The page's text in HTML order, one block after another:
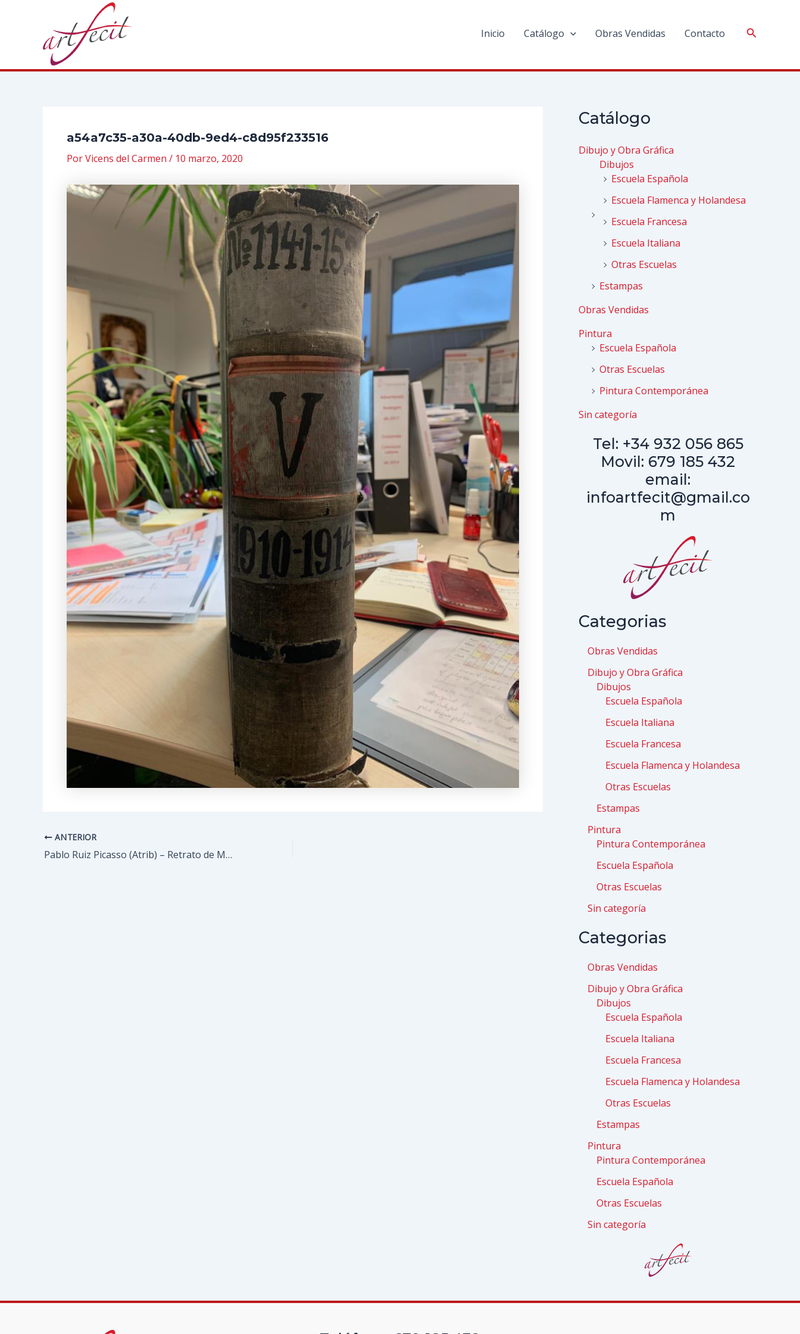
Inicio Catálogo Obras Vendidas Contacto
a54a7c35-a30a-40db-9ed4-c8d95f233516
PorVicens del Carmen / 10 marzo, 2020
Navegación
de
ANTERIOR
Pablo Ruiz Picasso (Atrib) – Retrato de Marie-Thérèse Walter
Catálogo
Dibujo y Obra Gráfica
Dibujos
Escuela Española
Escuela Flamenca y Holandesa
Escuela Francesa
Escuela Italiana
Otras Escuelas
Estampas
Obras Vendidas
Pintura
Escuela Española
Otras Escuelas
Pintura Contemporánea
Sin categoría
Tel: +34 932 056 865
Movil: 679 185 432
email:
infoartfecit@gmail.co
m
Categorias
Obras Vendidas
Dibujo y Obra Gráfica
Dibujos
Escuela Española
Escuela Italiana
Escuela Francesa
Escuela Flamenca y Holandesa
Otras Escuelas
Estampas
Pintura
Pintura Contemporánea
Escuela Española
Otras Escuelas
Sin categoría
Categorias
Obras Vendidas
Dibujo y Obra Gráfica
Dibujos
Escuela Española
Escuela Italiana
Escuela Francesa
Escuela Flamenca y Holandesa
Otras Escuelas
Estampas
Pintura
Pintura Contemporánea
Escuela Española
Otras Escuelas
Sin categoría